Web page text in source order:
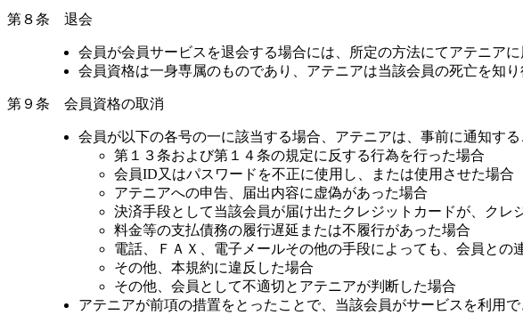
第８条 退会
会員が会員サービスを退会する場合には、所定の方法にてアテニアに
会員資格は一身専属のものであり、アテニアは当該会員の死亡を知
第９条 会員資格の取消
会員が以下の各号の一に該当する場合、アテニアは、事前に通知す
第１３条および第１４条の規定に反する行為を行った場合
会員ID又はパスワードを不正に使用し、または使用させた場合
アテニアへの申告、届出内容に虚偽があった場合
決済手段として当該会員が届け出たクレジットカードが、ク
料金等の支払債務の履行遅延または不履行があった場合
電話、ＦＡＸ、電子メールその他の手段によっても、会員との
その他、本規約に違反した場合
その他、会員として不適切とアテニアが判断した場合
アテニアが前項の措置をとったことで、当該会員がサービスを利用